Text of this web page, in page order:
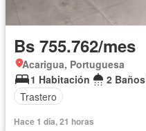
Bs 755.762/mes
Acarigua, Portuguesa
1 Habitación
2 Baños
Trastero
Hace 1 día, 21 horas